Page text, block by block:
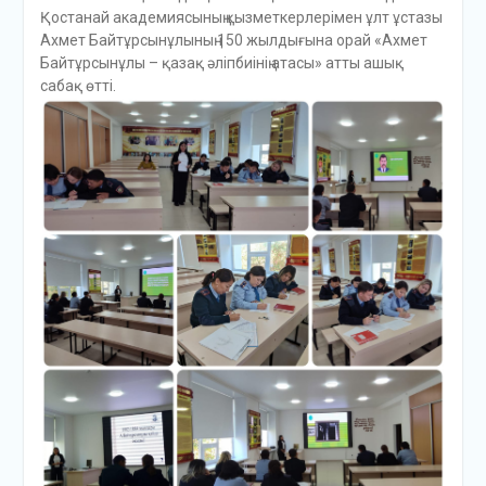
Қостанай академиясының қызметкерлерімен ұлт ұстазы
Ахмет Байтұрсынұлының 150 жылдығына орай «Ахмет
Байтұрсынұлы – қазақ әліпбиінің атасы» атты ашық
сабақ өтті.